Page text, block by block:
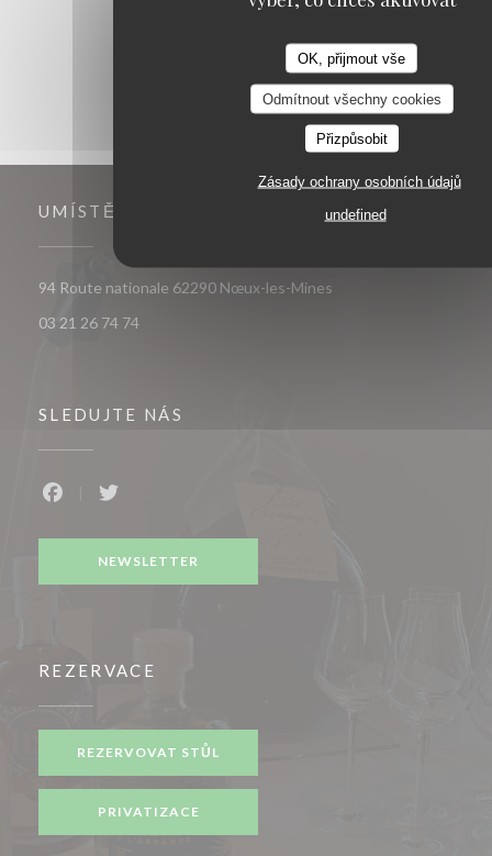
OK, přijmout vše
Odmítnout všechny cookies
Přizpůsobit
Zásady ochrany osobních údajů
undefined
UMÍSTĚNÍ
94 Route nationale 62290 Nœux-les-Mines
03 21 26 74 74
SLEDUJTE NÁS
NEWSLETTER
REZERVACE
REZERVOVAT STŮL
PRIVATIZACE